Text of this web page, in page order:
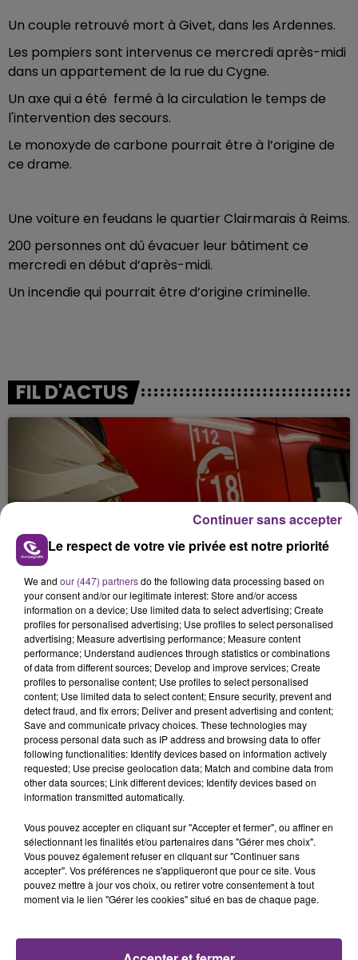
Un couple retrouvé mort à Givet, dans les Ardennes.
Les pompiers sont intervenus ce mercredi après-midi
dans un appartement de la rue du Cygne.
Un axe qui a été fermé à la circulation le temps de
l'intervention des secours.
Le monoxyde de carbone pourrait être à l’origine de
ce drame.
Une voiture en feudans le quartier Clairmarais à Reims.
200 personnes ont dû évacuer leur bâtiment ce
mercredi en début d’après-midi.
Un incendie qui pourrait être d’origine criminelle.
FIL D'ACTUS
UN FEU DE REMORQUE BLOQUE LA
CIRCULATION DANS LES ARDENNES
Un feu de remorque s'est déclaré ce mercredi en
fin de matinée sur l'A34.
VENEZ FÊTER CE WEEK-END
L'ANNIVERSAIRE DE WOINIC
Ce samedi 8 août sera un grand jour :
l'anniversaire du plus gros sanglier du monde.
Une fête est donc organisée et vous êtes tous
conviés !
TITRES DIFFUSÉS
5h06
5h06 5h03
5h03
Le respect de votre vie privée est notre priorité
We and our (447) partnersdo the following data processing based on
your consent and/or our legitimate interest: Store and/or access
information on a device; Use limited data to select advertising; Create
profiles for personalised advertising; Use profiles to select personalised
advertising; Measure advertising performance; Measure content
performance; Understand audiences through statistics or combinations
of data from different sources; Develop and improve services; Create
profiles to personalise content; Use profiles to select personalised
content; Use limited data to select content; Ensure security, prevent and
detect fraud, and fix errors; Deliver and present advertising and content;
Save and communicate privacy choices. These technologies may
process personal data such as IP address and browsing data to offer
following functionalities: Identify devices based on information actively
requested; Use precise geolocation data; Match and combine data from
other data sources; Link different devices; Identify devices based on
information transmitted automatically.
Vous pouvez accepter en cliquant sur "Accepter et fermer", ou affiner en
sélectionnant les finalités et/ou partenaires dans "Gérer mes choix".
Vous pouvez également refuser en cliquant sur "Continuer sans
accepter". Vos préférences ne s'appliqueront que pour ce site. Vous
pouvez mettre à jour vos choix, ou retirer votre consentement à tout
moment via le lien "Gérer les cookies" situé en bas de chaque page.
Continuer sans accepter